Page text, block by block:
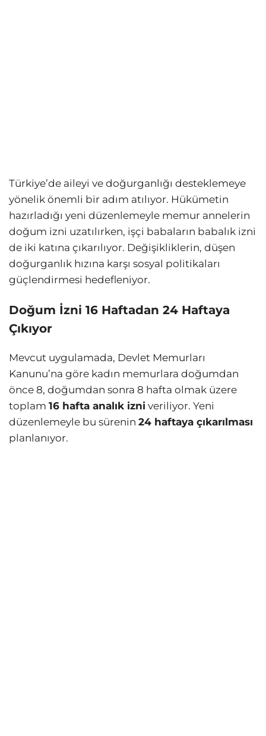
Türkiye’de aileyi ve doğurganlığı desteklemeye
yönelik önemli bir adım atılıyor. Hükümetin
hazırladığı yeni düzenlemeyle memur annelerin
doğum izni uzatılırken, işçi babaların babalık izni
de iki katına çıkarılıyor. Değişikliklerin, düşen
doğurganlık hızına karşı sosyal politikaları
güçlendirmesi hedefleniyor.
Doğum İzni 16 Haftadan 24 Haftaya
Çıkıyor
Mevcut uygulamada, Devlet Memurları
Kanunu’na göre kadın memurlara doğumdan
önce 8, doğumdan sonra 8 hafta olmak üzere
toplam 16 hafta analık izni veriliyor. Yeni
düzenlemeyle bu sürenin 24 haftaya çıkarılması
planlanıyor.